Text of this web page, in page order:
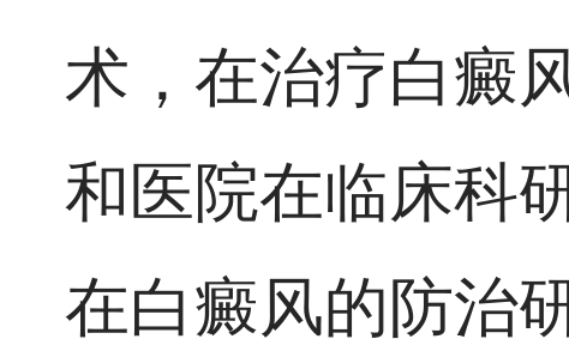
术，在治疗白癜
和医院在临床科
在白癜风的防治